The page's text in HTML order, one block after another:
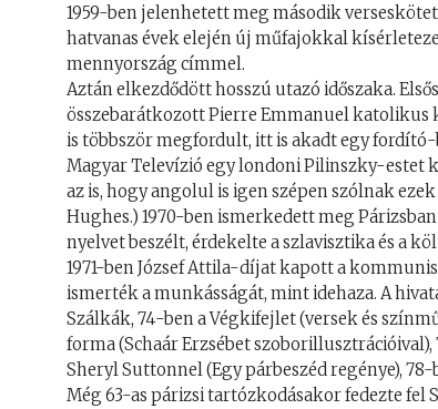
1959-ben jelenhetett meg második
hatvanas évek elején új műfajokkal
mennyország címmel.
Aztán elkezdődött hosszú utazó időszaka.
összebarátkozott Pierre Emmanuel katolikus
is többször megfordult, itt is akadt egy
Magyar Televízió egy londoni Pilinszky-estet
az is, hogy angolul is igen szépen szólnak
Hughes.) 1970-ben ismerkedett meg
nyelvet beszélt, érdekelte a szlavisztika és a
1971-ben József Attila-díjat kapott a
ismerték a munkásságát, mint idehaza. A
Szálkák, 74-ben a Végkifejlet (versek és
forma (Schaár Erzsébet
Sheryl Suttonnel (Egy párbeszéd regénye),
Még 63-as párizsi tartózkodásakor fedezte fel